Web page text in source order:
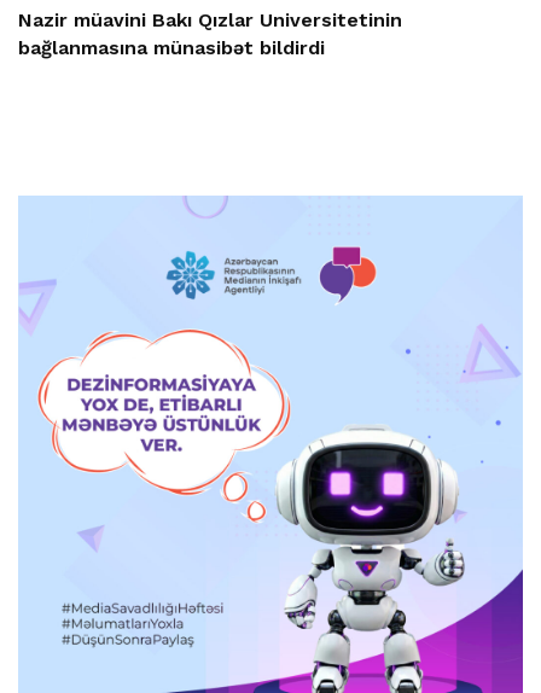
Nazir müavini Bakı Qızlar Universitetinin
bağlanmasına münasibət bildirdi